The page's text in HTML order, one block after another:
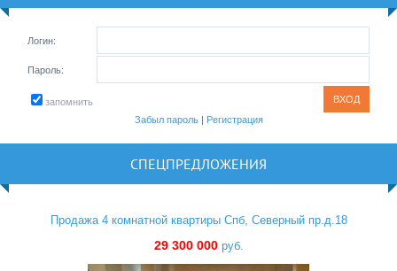
Логин:
Пароль:
запомнить
Забыл пароль| Регистрация
СПЕЦПРЕДЛОЖЕНИЯ
Продажа 4 комнатной квартиры Спб, Северный пр.д.18
29 300 000руб.